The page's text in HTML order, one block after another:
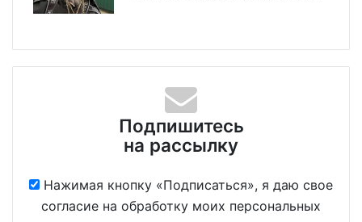
Подпишитесь
на рассылку
Нажимая кнопку «Подписаться», я даю свое
согласие на обработку моих персональных